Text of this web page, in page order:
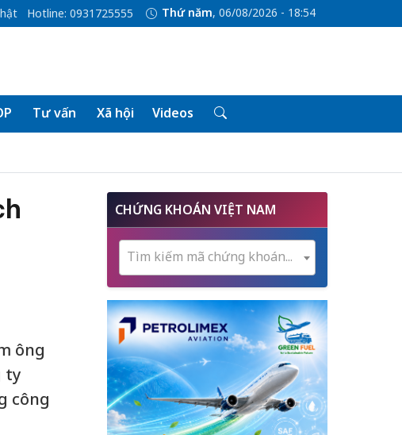
Hotline: 0931725555 Thứ năm, 06/08/2026 - 18:54
Tư vấn Xã hội Videos
ông
ty
công
CHỨNG KHOÁN VIỆT NAM
Tìm kiếm mã chứng khoán...